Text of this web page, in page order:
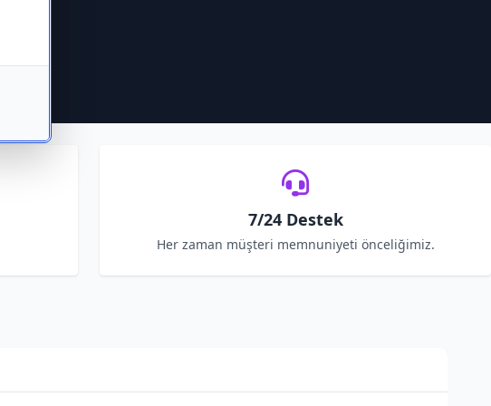
7/24 Destek
Her zaman müşteri memnuniyeti önceliğimiz.